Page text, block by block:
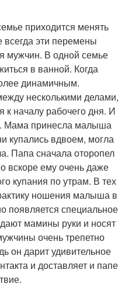
приходится менять
эти перемены
мужчин. В одной семье
в ванной. Когда
динамичным.
несколькими делами,
к началу рабочего дня. И
Мама принесла малыша
купались вдвоем, могла
Папа сначала оторопел
вскоре ему очень даже
купания по утрам. В тех
ношения малыша в
появляется специальное
мамины руки и носят
очень трепетно
он дарит удивительное
и доставляет и папе